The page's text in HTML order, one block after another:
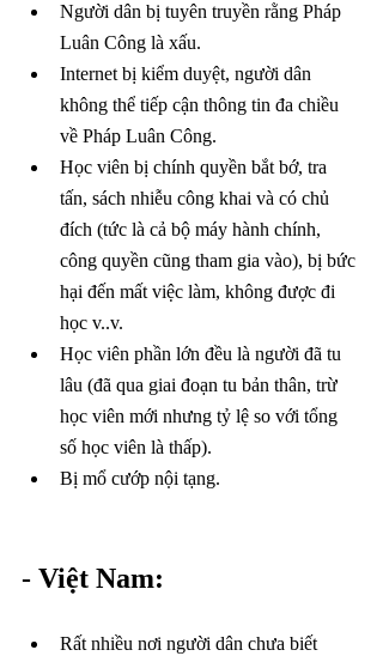
Người dân bị tuyên truyền rằng Pháp
Luân Công là xấu.
Internet bị kiểm duyệt, người dân
không thể tiếp cận thông tin đa chiều
về Pháp Luân Công.
Học viên bị chính quyền bắt bớ, tra
tấn, sách nhiễu công khai và có chủ
đích (tức là cả bộ máy hành chính,
công quyền cũng tham gia vào), bị bức
hại đến mất việc làm, không được đi
học v..v.
Học viên phần lớn đều là người đã tu
lâu (đã qua giai đoạn tu bản thân, trừ
học viên mới nhưng tỷ lệ so với tổng
số học viên là thấp).
Bị mổ cướp nội tạng.
- Việt Nam:
Rất nhiều nơi người dân chưa biết